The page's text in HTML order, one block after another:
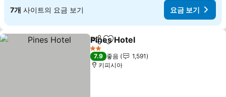
7개 사이트의 요금 보기 요금 보기
공유 즐겨찾기에 추가
Pines Hotel
2 성급
7.9 좋음
1,591
키피시아